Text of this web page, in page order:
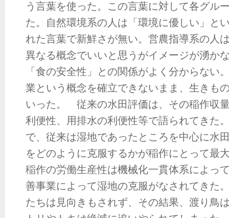
う言葉を使った。この言葉に対して各グル
た。自然環境系の人は「環境に優しい」と
れた言葉で新鮮さが無い。営農指導系の人
異なる概念でいいと思うがイメージが湧か
「食の安全性」との関係がよく分からない
業という概念を確立できないまま、生きも
いった。 従来の水田評価は、その稲作収
利便性、用排水の利便性等で語られてきた
で、従来は湿地であったところを中心に水
をどのように克服するかが稲作にとって最
稲作の労働生産性は機械化一貫体系によっ
善事業によって湿地の克服がなされてきた
たちは見向きもされず、その結果、渡り鳥